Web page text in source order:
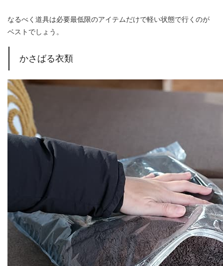
なるべく道具は必要最低限のアイテムだけで軽い状態で行くのが
ベストでしょう。
かさばる衣類